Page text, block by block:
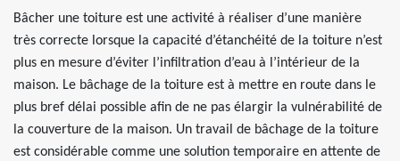
Bâcher une toiture est une activité à réaliser d’une manière
très correcte lorsque la capacité d’étanchéité de la toiture n’est
plus en mesure d’éviter l’infiltration d’eau à l’intérieur de la
maison. Le bâchage de la toiture est à mettre en route dans le
plus bref délai possible afin de ne pas élargir la vulnérabilité de
la couverture de la maison. Un travail de bâchage de la toiture
est considérable comme une solution temporaire en attente de